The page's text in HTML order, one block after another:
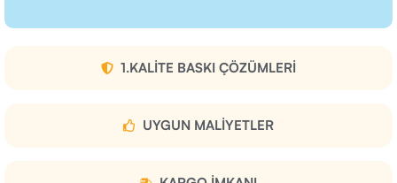
1.KALITE BASKI ÇÖZÜMLERI
UYGUN MALIYETLER